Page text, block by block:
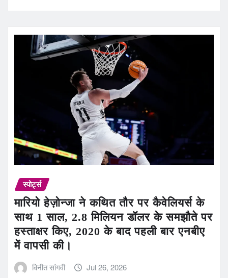
स्पोर्ट्स
मारियो हेज़ोन्जा ने कथित तौर पर कैवेलियर्स के
साथ 1 साल, 2.8 मिलियन डॉलर के समझौते पर
हस्ताक्षर किए, 2020 के बाद पहली बार एनबीए
में वापसी की।
विनीत सांगवी Jul 26, 2026